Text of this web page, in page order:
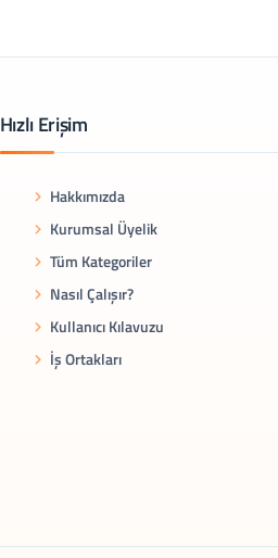
Hızlı Erişim
Hakkımızda
Kurumsal Üyelik
Tüm Kategoriler
Nasıl Çalışır?
Kullanıcı Kılavuzu
İş Ortakları